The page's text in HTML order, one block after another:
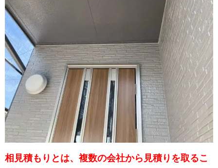
相見積もりとは、複数の会社から見積りを取るこ